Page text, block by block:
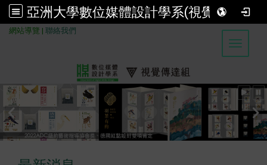
亞洲大學數位媒體設計學系(視覺傳達組)
網站導覽 | 聯絡我們
Toggle